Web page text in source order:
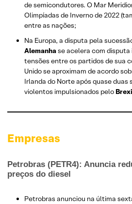
de semicondutores. O Mar
Olimpíadas de Inverno de 2022
entre as nações;
Na Europa, a disputa pela
Alemanhase acelera com
tensões entre os partidos de sua
Unido se aproximam de acordo
Irlanda do Norte após quase duas
violentos impulsionados pelo
Empresas
Petrobras (PETR4): Anuncia
preços do diesel
Petrobras anunciou na última